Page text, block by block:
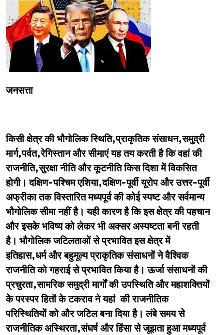
जनसत्ता
किसी क्षेत्र की भौगोलिक स्थिति,प्राकृतिक संसाधन,समुद्री
मार्ग,पर्वत,रेगिस्तान और सीमाएं यह तय करती है कि वहां की
राजनीति,सुरक्षा नीति और कूटनीति किस दिशा में विकसित
होगी। दक्षिण-पश्चिम एशिया,दक्षिण-पूर्वी यूरोप और उत्तर-पूर्वी
अफ्रीका तक विस्तारित मध्यपूर्व की कोई स्पष्ट और सर्वमान्य
भौगोलिक सीमा नहीं है। यही कारण है कि इस क्षेत्र की पहचान
और इसके भविष्य को लेकर भी अक्सर अस्पष्टता बनी रहती
है। भौगोलिक जटिलताओं से प्रभावित इस क्षेत्र में
इतिहास,धर्म और बहुमूल्य प्राकृतिक संसाधनों ने वैश्विक
राजनीति को गहराई से प्रभावित किया है। ऊर्जा संसाधनों की
प्रचुरता,सामरिक समुद्री मार्गों की उपस्थिति और महाशक्तियों
के परस्पर हितों के टकराव ने यहां की राजनीतिक
परिस्थितियों को और जटिल बना दिया है। लंबे समय से
राजनीतिक अस्थिरता,संघर्ष और हिंसा से जूझता हुआ मध्यपूर्व